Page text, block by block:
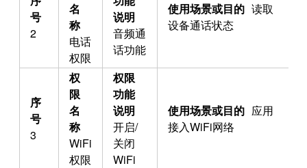
2
电话
权限
音频通
话功能
读取
设备通话状态
3
WiFi
权限
开启/
关闭
WiFi
应用
接入WiFi网络